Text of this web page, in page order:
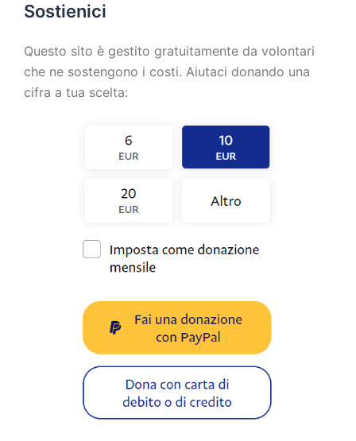
Sostienici
Questo sito è gestito gratuitamente da volontari
che ne sostengono i costi. Aiutaci donando una
cifra a tua scelta: